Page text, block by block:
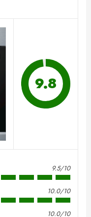
9.8
9.5/10
10.0/10
10.0/10